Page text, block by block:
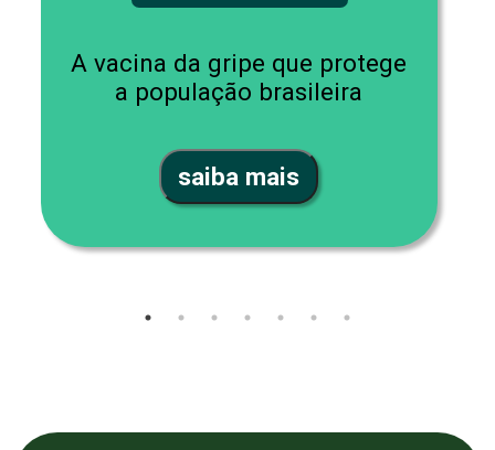
A vacina da gripe que protege
a população brasileira
saiba mais